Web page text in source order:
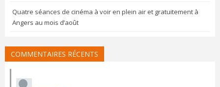
Quatre séances de cinéma à voir en plein air et gratuitement à
Angers au mois d’août
COMMENTAIRES RÉCENTS